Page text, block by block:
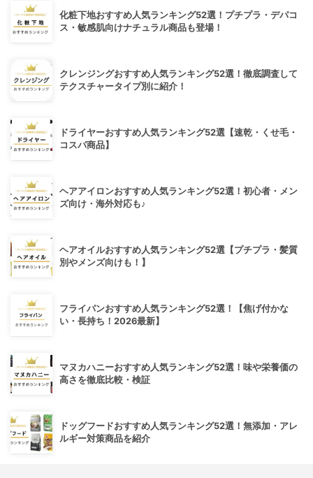
化粧下地おすすめ人気ランキング52選！プチプラ・デパコ
ス・敏感肌向けナチュラル商品も登場！
クレンジングおすすめ人気ランキング52選！徹底調査して
テクスチャータイプ別に紹介！
ドライヤーおすすめ人気ランキング52選【速乾・くせ毛・
コスパ商品】
ヘアアイロンおすすめ人気ランキング52選！初心者・メン
ズ向け・海外対応も♪
ヘアオイルおすすめ人気ランキング52選【プチプラ・髪質
別やメンズ向けも！】
フライパンおすすめ人気ランキング52選！【焦げ付かな
い・長持ち！2026最新】
マヌカハニーおすすめ人気ランキング52選！味や栄養価の
高さを徹底比較・検証
ドッグフードおすすめ人気ランキング52選！無添加・アレ
ルギー対策商品を紹介